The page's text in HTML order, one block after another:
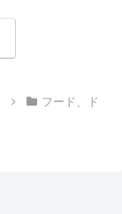
フード、ド